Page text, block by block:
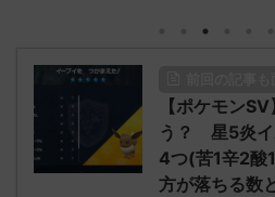
リージョ
ただダグト
れたウミト
0702
た！ (ﾜｯﾁ
た！ (ﾜｯﾁｮｲW d56d-
ッグヘルムかっこいい
無しさん0971 0971 名
決めた！ (ﾜｯﾁｮｲW
2023/06/28(水 ...
【ポケモン
う？ 星5炎イ
4つ(苦1辛2
方が落ちる